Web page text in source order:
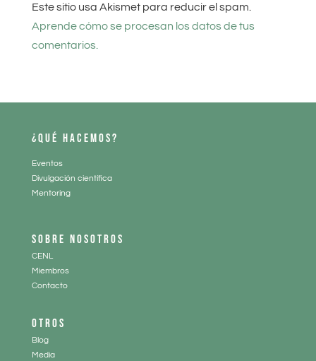
Este sitio usa Akismet para reducir el spam.
Aprende cómo se procesan los datos de tus
comentarios.
¿QUÉ HACEMOS?
Eventos
Divulgación científica
Mentoring
SOBRE NOSOTROS
CENL
Miembros
Contacto
OTROS
Blog
Media